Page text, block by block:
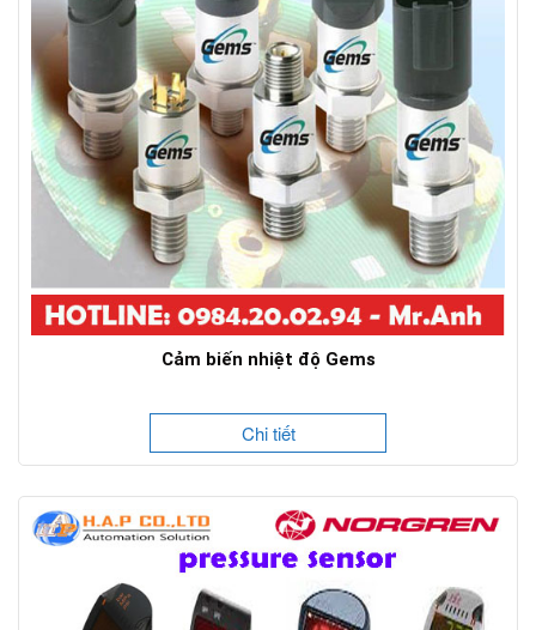
Cảm biến nhiệt độ Gems
Chi tiết